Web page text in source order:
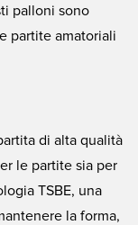
palloni sono
partite amatoriali
di alta qualità
le partite sia per
TSBE, una
la forma,